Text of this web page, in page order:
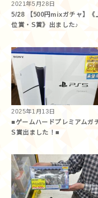
2021年5月28日
5/28 【500円mixガチャ】《
位賞・S賞》出ました♪
2025年1月13日
■ゲームハードプレミアムガ
S賞出ました！■